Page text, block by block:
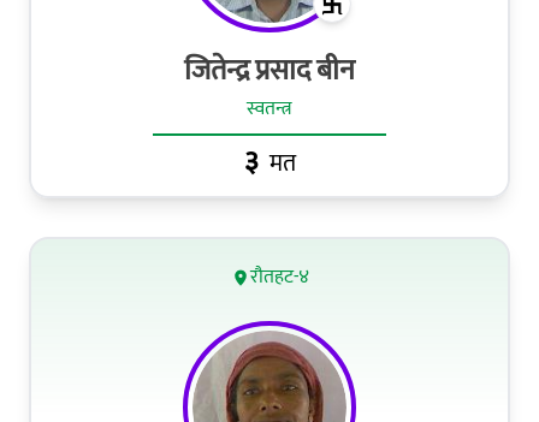
जितेन्द्र प्रसाद बीन
स्वतन्त्र
३ मत
रौतहट-४